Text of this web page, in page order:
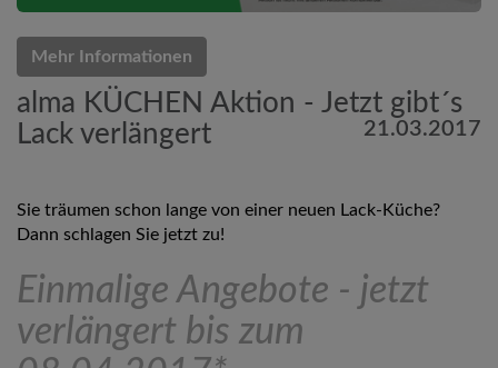
Mehr Informationen
alma KÜCHEN Aktion - Jetzt gibt´s
Lack verlängert
21.03.2017
Sie träumen schon lange von einer neuen Lack-Küche?
Dann schlagen Sie jetzt zu!
Einmalige Angebote - jetzt
verlängert bis zum